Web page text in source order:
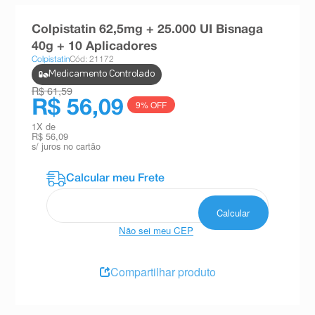
Colpistatin 62,5mg + 25.000 UI Bisnaga
40g + 10 Aplicadores
ColpistatinCód: 21172
Medicamento Controlado
R$ 61,59
R$ 56,09 9% OFF
1X de
R$ 56,09
s/ juros no cartão
Não sei meu CEP
Compartilhar produto
teste gravidez
10ºesmalte